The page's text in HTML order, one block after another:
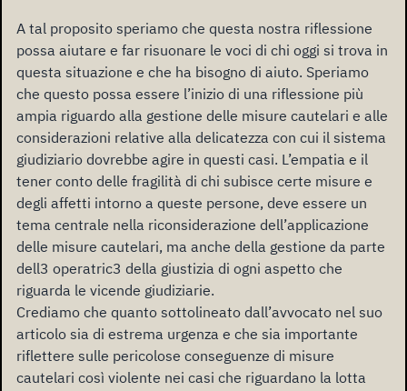
A tal proposito speriamo che questa nostra riflessione
possa aiutare e far risuonare le voci di chi oggi si trova in
questa situazione e che ha bisogno di aiuto. Speriamo
che questo possa essere l’inizio di una riflessione più
ampia riguardo alla gestione delle misure cautelari e alle
considerazioni relative alla delicatezza con cui il sistema
giudiziario dovrebbe agire in questi casi. L’empatia e il
tener conto delle fragilità di chi subisce certe misure e
degli affetti intorno a queste persone, deve essere un
tema centrale nella riconsiderazione dell’applicazione
delle misure cautelari, ma anche della gestione da parte
dell3 operatric3 della giustizia di ogni aspetto che
riguarda le vicende giudiziarie.
Crediamo che quanto sottolineato dall’avvocato nel suo
articolo sia di estrema urgenza e che sia importante
riflettere sulle pericolose conseguenze di misure
cautelari così violente nei casi che riguardano la lotta